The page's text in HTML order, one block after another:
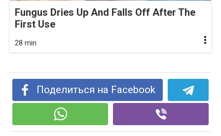
Fungus Dries Up And Falls Off After The
First Use
28 min
Поделиться на Facebook